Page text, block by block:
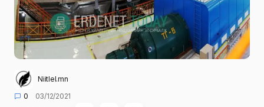
Niitlel.mn
0
03/12/2021